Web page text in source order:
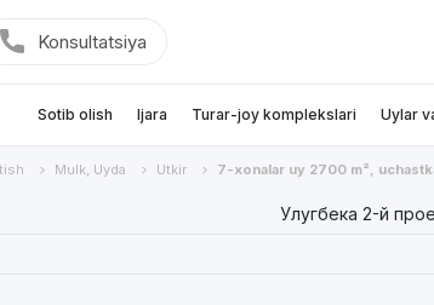
Konsultatsiya
Sotib olish Ijara Turar-joy komplekslari Uylar
Mulk, Uyda Utkir 7-xonalar uy 2700 m²,
Улугбека 2-й